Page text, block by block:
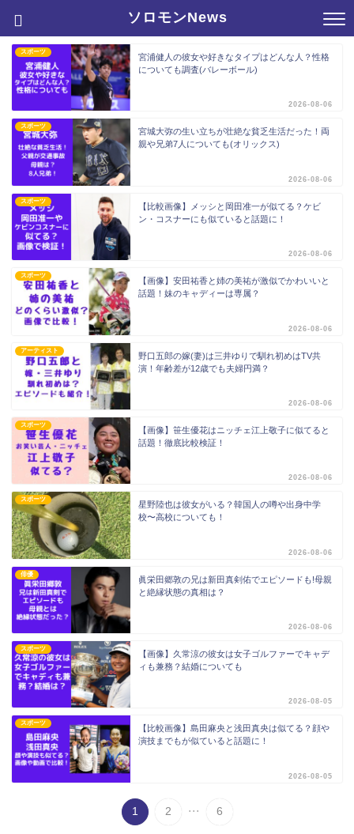
ソロモンNews
スポーツ
宮浦健人の彼女や好きなタイプはどんな人？性格
についても調査(バレーボール)
2026-08-06
スポーツ
宮城大弥の生い立ちが壮絶な貧乏生活だった！両
親や兄弟7人についても(オリックス)
2026-08-06
スポーツ
【比較画像】メッシと岡田准一が似てる？ケビ
ン・コスナーにも似ていると話題に！
2026-08-06
スポーツ
【画像】安田祐香と姉の美祐が激似でかわいいと
話題！妹のキャディーは専属？
2026-08-06
アーティスト
野口五郎の嫁(妻)は三井ゆりで馴れ初めはTV共
演！年齢差が12歳でも夫婦円満？
2026-08-06
スポーツ
【画像】笹生優花はニッチェ江上敬子に似てると
話題！徹底比較検証！
2026-08-06
スポーツ
星野陸也は彼女がいる？韓国人の噂や出身中学
校〜高校についても！
2026-08-06
俳優
眞栄田郷敦の兄は新田真剣佑でエピソードも!母親
と絶縁状態の真相は？
2026-08-06
スポーツ
【画像】久常涼の彼女は女子ゴルファーでキャデ
ィも兼務？結婚についても
2026-08-05
スポーツ
【比較画像】島田麻央と浅田真央は似てる？顔や
演技までもが似ていると話題に！
2026-08-05
1 2 ... 6